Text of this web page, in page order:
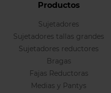
Productos
Sujetadores
Sujetadores tallas grandes
Sujetadores reductores
Bragas
Fajas Reductoras
Medias y Pantys